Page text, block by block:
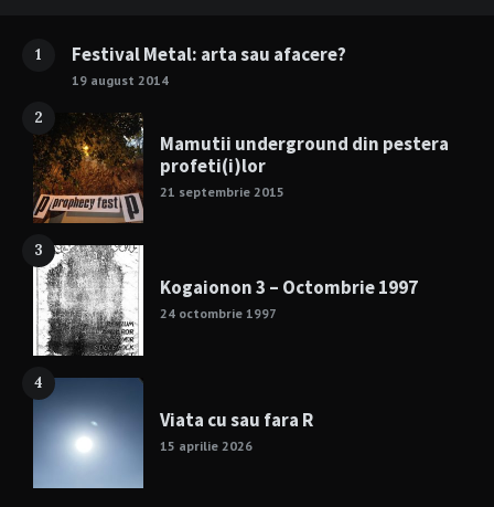
1 Festival Metal: arta sau afacere?
19 august 2014
2
Mamutii underground din pestera
profeti(i)lor
21 septembrie 2015
3
Kogaionon 3 – Octombrie 1997
24 octombrie 1997
4
Viata cu sau fara R
15 aprilie 2026